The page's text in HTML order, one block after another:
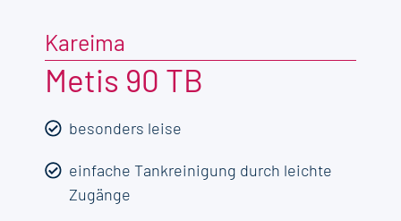
Kareima
Metis 90 TB
besonders leise
einfache Tankreinigung durch leichte
Zugänge